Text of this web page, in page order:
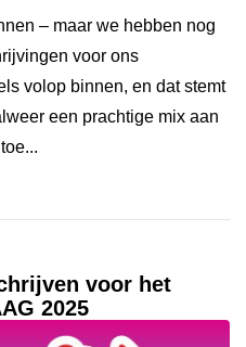
– maar we hebben nog
voor ons
volop binnen, en dat stemt
een prachtige mix aan
voor het
2025